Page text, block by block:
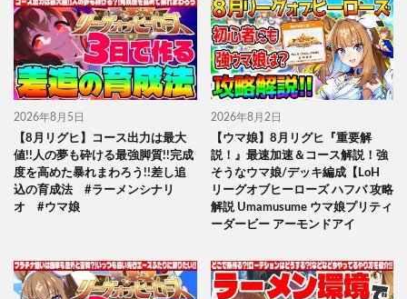
2026年8月5日
【8月リグヒ】コース出力は最大
値!!人の夢も砕ける最強脚質!!完成
度を高めた暴れまわろう!!差し追
込の育成法 #ラーメンシナリ
オ #ウマ娘
2026年8月2日
【ウマ娘】8月リグヒ『重要解
説！』最速加速＆コース解説！強
そうなウマ娘/デッキ編成【LoH
リーグオブヒーローズ ハフバ 攻略
解説 Umamusume ウマ娘プリティ
ーダービー アーモンドアイ